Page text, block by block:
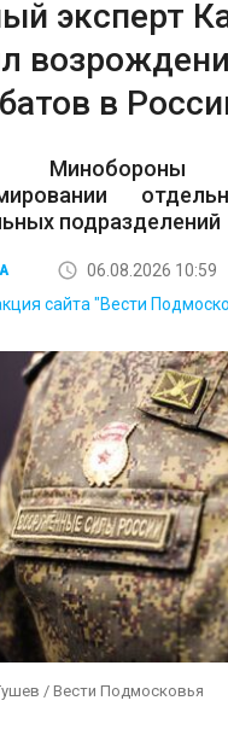
эксперт
в
Минобороны
подразделений
06.08.2026 10:59
сайта "Вести
/ Вести Подмосковья